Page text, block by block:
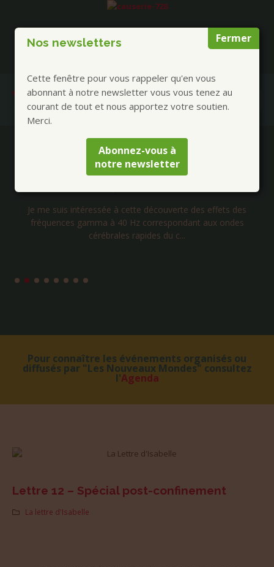
Fermer
Nos newsletters
Cette fenêtre pour vous rappeler qu'en vous
abonnant à notre newsletter vous vous tenez au
courant de tout et nous apportez votre soutien.
Merci.
Abonnez-vous à
notre newsletter
Publications à la Une !
Lettre d’Isabelle 199 – Alzheimer : Stimulation
Je me suis intéressée à cette découverte des effets des
fréquences gamma à 40 Hz correspondant aux ondes
cérébrales rapides du c...
Pour connaître les événements organisés ou
diffusés par "Les Nouveaux Mondes" consultez
l'Agenda
Lettre 12 – Spécial post-confinement
La lettre d'Isabelle